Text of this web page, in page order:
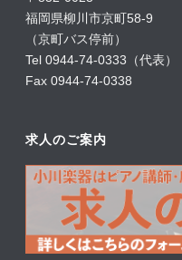
福岡県柳川市京町58-9
（京町バス停前）
Tel 0944-74-0333（代表）
Fax 0944-74-0338
求人のご案内